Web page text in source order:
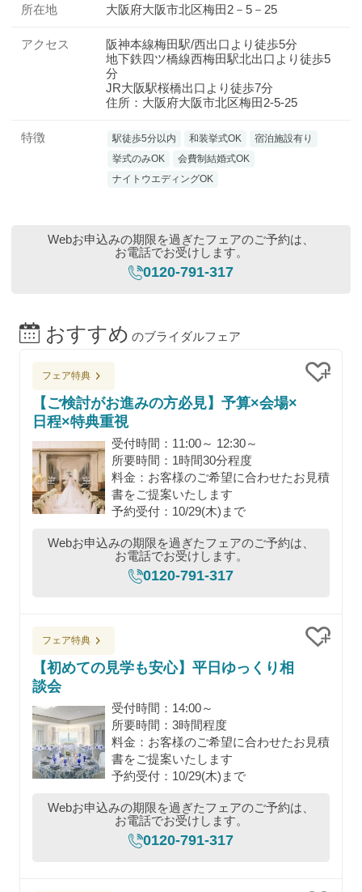
所在地 大阪府大阪市北区梅田2－5－25
アクセス
阪神本線梅田駅/西出口より徒歩5分
地下鉄四ツ橋線西梅田駅北出口より徒歩5
分
JR大阪駅桜橋出口より徒歩7分
住所：大阪府大阪市北区梅田2-5-25
特徴 駅徒歩5分以内 和装挙式OK
宿泊施設有り
挙式のみOK
会費制結婚式OK
ナイトウエディングOK
Webお申込みの期限を過ぎたフェアのご予約は、
お電話でお受けします。
0120-791-317
おすすめ のブライダルフェア
フェア特典
【ご検討がお進みの方必見】予算×会場×
日程×特典重視
受付時間：11:00～ 12:30～
所要時間：1時間30分程度
料金：お客様のご希望に合わせたお見積
書をご提案いたします
予約受付：10/29(木)まで
Webお申込みの期限を過ぎたフェアのご予約は、
お電話でお受けします。
0120-791-317
フェア特典
【初めての見学も安心】平日ゆっくり相
談会
受付時間：14:00～
所要時間：3時間程度
料金：お客様のご希望に合わせたお見積
書をご提案いたします
予約受付：10/29(木)まで
Webお申込みの期限を過ぎたフェアのご予約は、
お電話でお受けします。
0120-791-317